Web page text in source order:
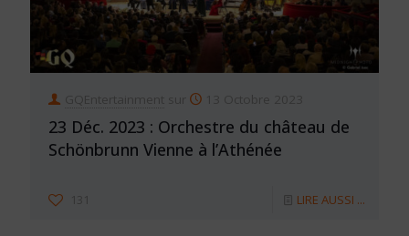
GQEntertainment sur 13 Octobre 2023
23 Déc. 2023 : Orchestre du château de
Schönbrunn Vienne à l’Athénée
131 LIRE AUSSI ...